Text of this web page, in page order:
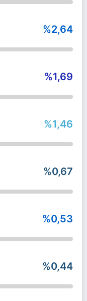
%2,64
%1,69
%1,46
%0,67
%0,53
%0,44